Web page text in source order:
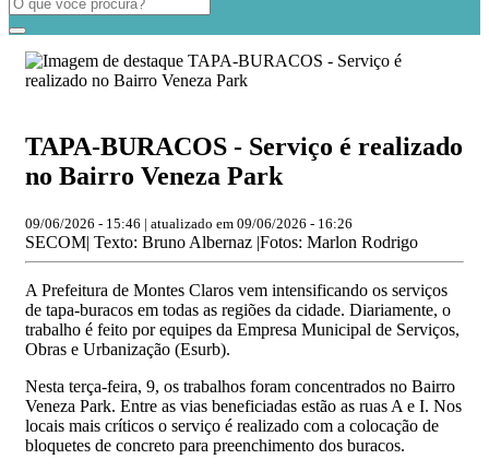
TAPA-BURACOS - Serviço é realizado
no Bairro Veneza Park
09/06/2026 - 15:46 | atualizado em 09/06/2026 - 16:26
SECOM| Texto: Bruno Albernaz |Fotos: Marlon Rodrigo
A Prefeitura de Montes Claros vem intensificando os serviços
de tapa-buracos em todas as regiões da cidade. Diariamente, o
trabalho é feito por equipes da Empresa Municipal de Serviços,
Obras e Urbanização (Esurb).
Nesta terça-feira, 9, os trabalhos foram concentrados no Bairro
Veneza Park. Entre as vias beneficiadas estão as ruas A e I. Nos
locais mais críticos o serviço é realizado com a colocação de
bloquetes de concreto para preenchimento dos buracos.